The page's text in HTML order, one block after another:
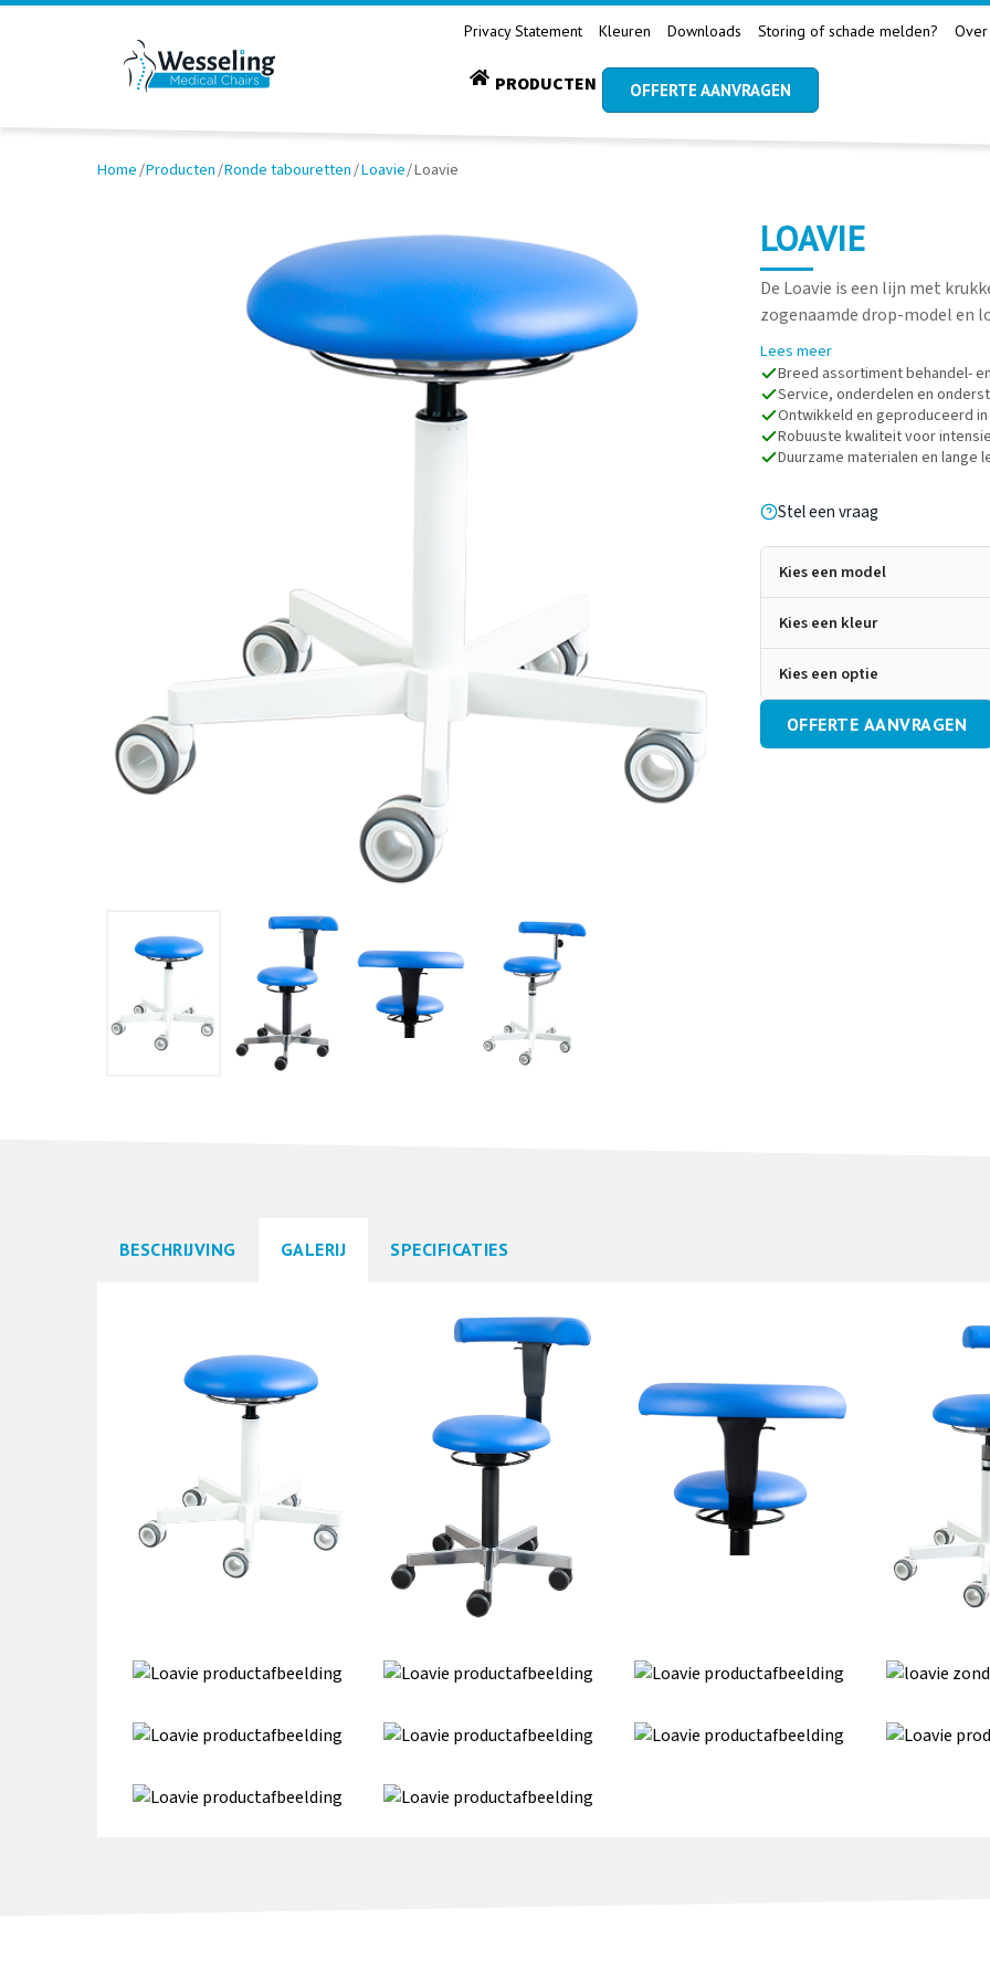
Privacy Statement Kleuren Downloads Storing of schade melden?
PRODUCTEN OFFERTE AANVRAGEN
Home/Producten/Ronde tabouretten/Loavie/Loavie
LOAVIE
De Loavie is een lijn met
zogenaamde drop-model en
Lees meer
Breed assortiment behandel-
Service, onderdelen en
Ontwikkeld en geproduceerd
Robuuste kwaliteit voor
Duurzame materialen en lange
Stel een vraag
Kies een model
Hoogte
Kies een kleur
Kies een optie
Voetenring
OFFERTE AANVRAGEN
BESCHRIJVING GALERIJ SPECIFICATIES